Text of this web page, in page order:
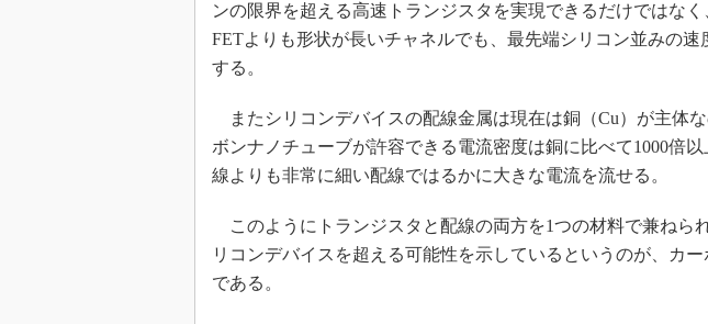
ンの限界を超える高速トランジスタを実現できるだけではな
FETよりも形状が長いチャネルでも、最先端シリコン並みの速
する。
またシリコンデバイスの配線金属は現在は銅（Cu）が主体
ボンナノチューブが許容できる電流密度は銅に比べて1000倍
線よりも非常に細い配線ではるかに大きな電流を流せる。
このようにトランジスタと配線の両方を1つの材料で兼ねら
リコンデバイスを超える可能性を示しているというのが、カ
である。